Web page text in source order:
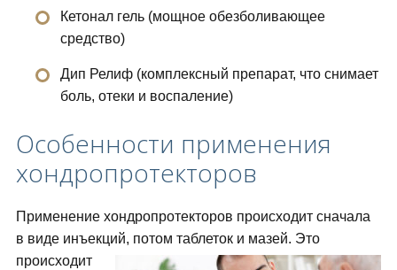
Кетонал гель (мощное обезболивающее
средство)
Дип Релиф (комплексный препарат, что снимает
боль, отеки и воспаление)
Особенности применения
хондропротекторов
Применение хондропротекторов происходит сначала
в виде инъекций, потом таблеток и мазей. Это
происходит